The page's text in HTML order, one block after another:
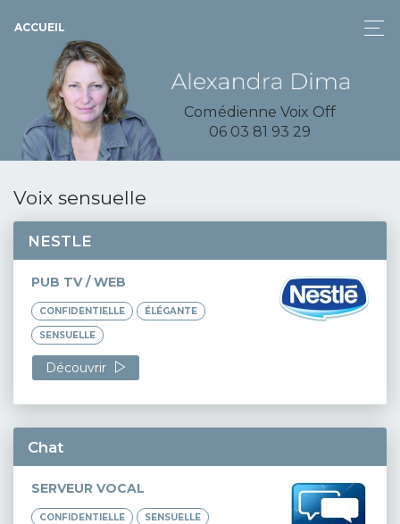
ACCUEIL
Comédienne Voix Off
06 03 81 93 29
Voix sensuelle
NESTLE
PUB TV / WEB
CONFIDENTIELLE ÉLÉGANTE
SENSUELLE
Découvrir
Chat
SERVEUR VOCAL
CONFIDENTIELLE SENSUELLE